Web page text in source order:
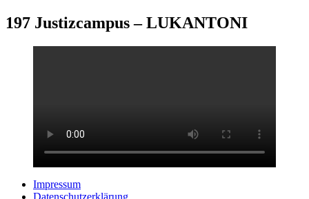
Zum
Inhalt
springen
197 Justizcampus – LUKANTONI
Impressum
Datenschutzerklärung